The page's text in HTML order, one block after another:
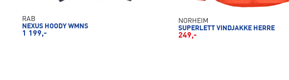
RAB
NEXUS HOODY WMNS
1 199,-
NORHEIM
SUPERLETT VINDJAKKE HERRE
249,-